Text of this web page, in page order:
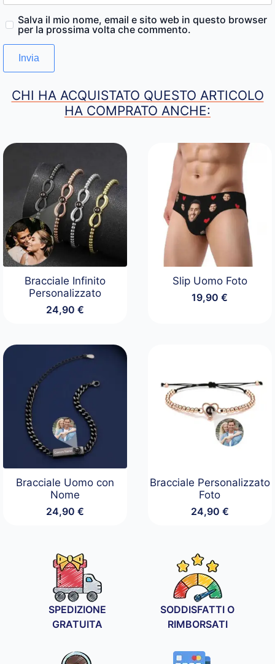
Salva il mio nome, email e sito web in questo browser
per la prossima volta che commento.
CHI HA ACQUISTATO QUESTO ARTICOLO
HA COMPRATO ANCHE:
Bracciale Infinito
Personalizzato
24,90€
Slip Uomo Foto
19,90€
Bracciale Uomo con
Nome
24,90€
Bracciale Personalizzato
Foto
24,90 €
SPEDIZIONE
GRATUITA
SODDISFATTI O
RIMBORSATI